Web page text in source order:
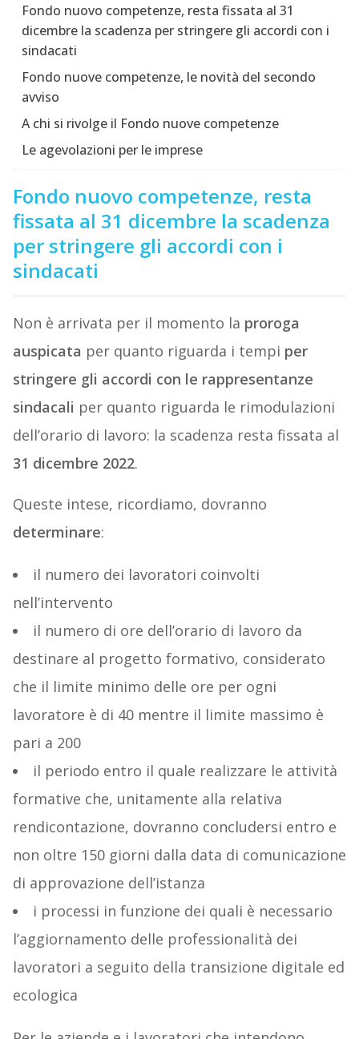
Fondo nuovo competenze, resta fissata al 31
dicembre la scadenza per stringere gli accordi con i
sindacati
Fondo nuove competenze, le novità del secondo
avviso
A chi si rivolge il Fondo nuove competenze
Le agevolazioni per le imprese
Fondo nuovo competenze, resta
fissata al 31 dicembre la scadenza
per stringere gli accordi con i
sindacati
Non è arrivata per il momento la proroga
auspicata per quanto riguarda i tempi per
stringere gli accordi con le rappresentanze
sindacali per quanto riguarda le rimodulazioni
dell’orario di lavoro: la scadenza resta fissata al
31 dicembre 2022.
Queste intese, ricordiamo, dovranno
determinare:
il numero dei lavoratori coinvolti
nell’intervento
il numero di ore dell’orario di lavoro da
destinare al progetto formativo, considerato
che il limite minimo delle ore per ogni
lavoratore è di 40 mentre il limite massimo è
pari a 200
il periodo entro il quale realizzare le attività
formative che, unitamente alla relativa
rendicontazione, dovranno concludersi entro e
non oltre 150 giorni dalla data di comunicazione
di approvazione dell’istanza
i processi in funzione dei quali è necessario
l’aggiornamento delle professionalità dei
lavoratori a seguito della transizione digitale ed
ecologica